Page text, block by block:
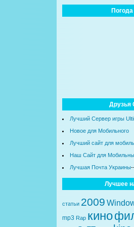
Погода
Друзья
Лучший Сервер игры
Новое для Мобильного
Лучший сайт для
Наш Сайт для
Лучшая Почта Украины
Лучшее
статьи 2009
mp3 Rap кино